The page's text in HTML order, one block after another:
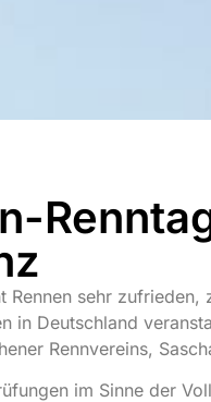
Rennen sehr zufrieden,
in Deutschland
Rennvereins,
im Sinne der